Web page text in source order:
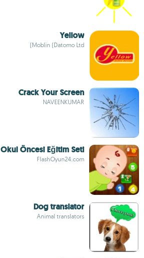
Yellow
Moblin (Datomo Ltd)
Crack Your Screen
NAVEENKUMAR
Okul Öncesi Eğitim Seti
FlashOyun24.com
Dog translator
Animal translators